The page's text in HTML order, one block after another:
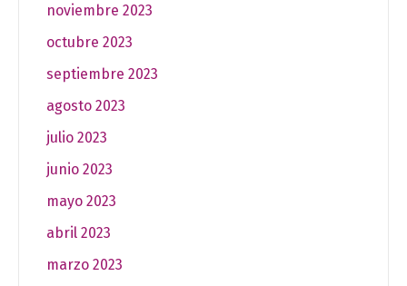
noviembre 2023
octubre 2023
septiembre 2023
agosto 2023
julio 2023
junio 2023
mayo 2023
abril 2023
marzo 2023